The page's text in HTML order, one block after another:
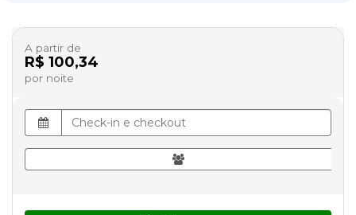
A partir de
R$ 100,34
por noite